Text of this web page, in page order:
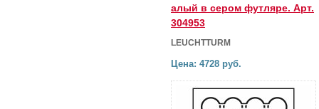
алый в сером футляре. Арт.
304953
LEUCHTTURM
Цена: 4728 руб.